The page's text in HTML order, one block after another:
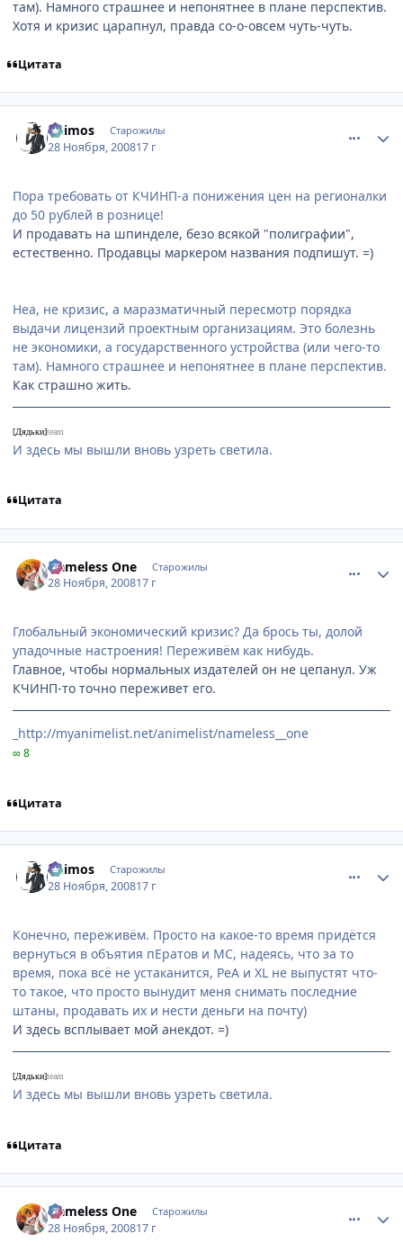
там). Намного страшнее и непонятнее в плане перспектив.
Хотя и кризис царапнул, правда со-о-овсем чуть-чуть.
Цитата
Deimos Старожилы
28 Ноября, 200817 г
Пора требовать от КЧИНП-а понижения цен на регионалки
до 50 рублей в рознице!
И продавать на шпинделе, безо всякой "полиграфии",
естественно. Продавцы маркером названия подпишут. =)
Неа, не кризис, а маразматичный пересмотр порядка
выдачи лицензий проектным организациям. Это болезнь
не экономики, а государственного устройства (или чего-то
там). Намного страшнее и непонятнее в плане перспектив.
Как страшно жить.
[Дядьки]team
И здесь мы вышли вновь узреть светила.
Цитата
Nameless One Старожилы
28 Ноября, 200817 г
Глобальный экономический кризис? Да брось ты, долой
упадочные настроения! Переживём как нибудь.
Главное, чтобы нормальных издателей он не цепанул. Уж
КЧИНП-то точно переживет его.
_http://myanimelist.net/animelist/nameless__one
∞ 8
Цитата
Deimos Старожилы
28 Ноября, 200817 г
Конечно, переживём. Просто на какое-то время придётся
вернуться в объятия пЕратов и МС, надеясь, что за то
время, пока всё не устаканится, РеА и XL не выпустят что-
то такое, что просто вынудит меня снимать последние
штаны, продавать их и нести деньги на почту)
И здесь всплывает мой анекдот. =)
[Дядьки]team
И здесь мы вышли вновь узреть светила.
Цитата
Nameless One Старожилы
28 Ноября, 200817 г